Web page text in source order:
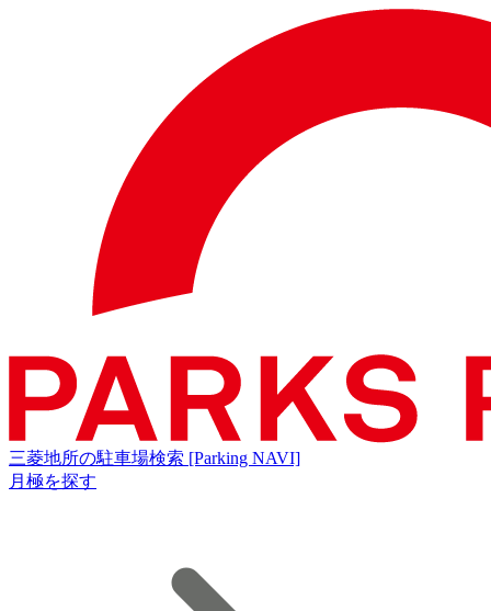
三菱地所の駐車場検索 [Parking NAVI]
月極を探す